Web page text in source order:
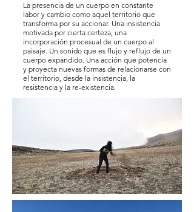
La presencia de un cuerpo en constante
labor y cambio como aquel territorio que
transforma por su accionar. Una insistencia
motivada por cierta certeza, una
incorporación procesual de un cuerpo al
paisaje. Un sonido que es flujo y reflujo de un
cuerpo expandido. Una acción que potencia
y proyecta nuevas formas de relacionarse con
el territorio, desde la insistencia, la
resistencia y la re-existencia.